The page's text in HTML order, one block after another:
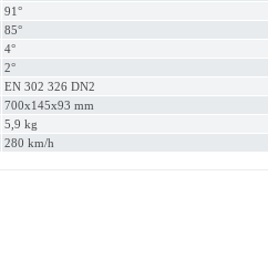
91°
85°
4°
2°
EN 302 326 DN2
700x145x93 mm
5,9 kg
280 km/h